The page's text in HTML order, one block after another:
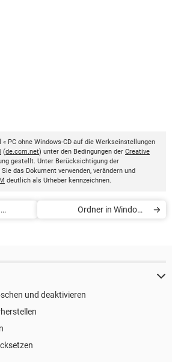
PC ohne Windows-CD auf die Werkseinstellungen
(de.ccm.net) unter den Bedingungen der Creative
gestellt. Unter Berücksichtigung der
das Dokument verwenden, verändern und
deutlich als Urheber kennzeichnen.
Ordner in Windows
und deaktivieren